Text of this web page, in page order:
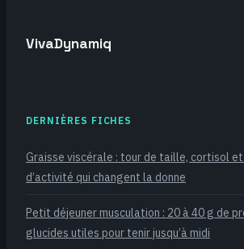
VivaDynamiq
DERNIÈRES FICHES
Graisse viscérale : tour de taille, cortisol
d’activité qui changent la donne
Petit déjeuner musculation : 20 à 40 g de
glucides utiles pour tenir jusqu’à midi